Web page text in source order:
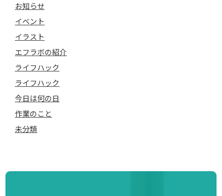
お知らせ
イベント
イラスト
エフラボの紹介
ライフハック
ライフハック
今日は何の日
作業のこと
未分類